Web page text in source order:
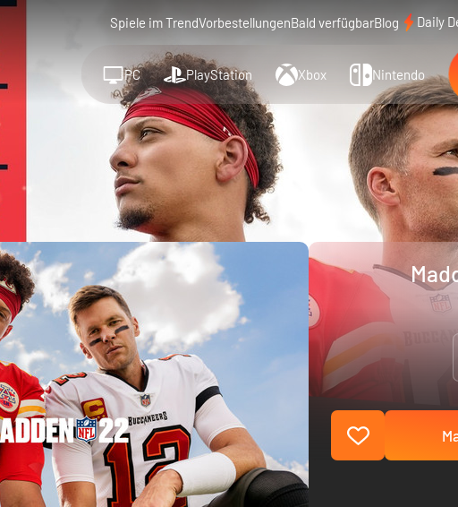
Spiele im TrendVorbestellungenBald verfügbarBlog Daily
PC PlayStation Xbox Nintendo